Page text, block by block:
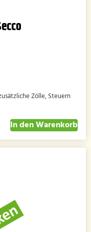
Zölle, Steuern
In den Warenkorb